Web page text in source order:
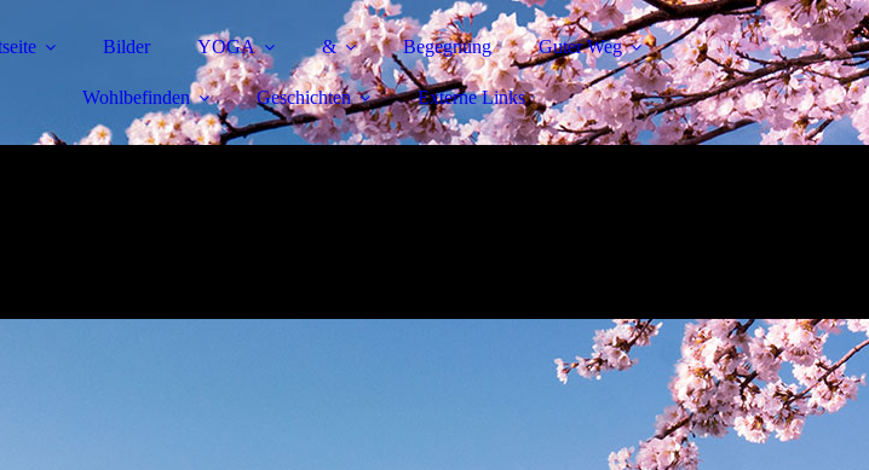
Bilder YOGA & Begegnung Guter Weg
Wohlbefinden Geschichten Externe Links